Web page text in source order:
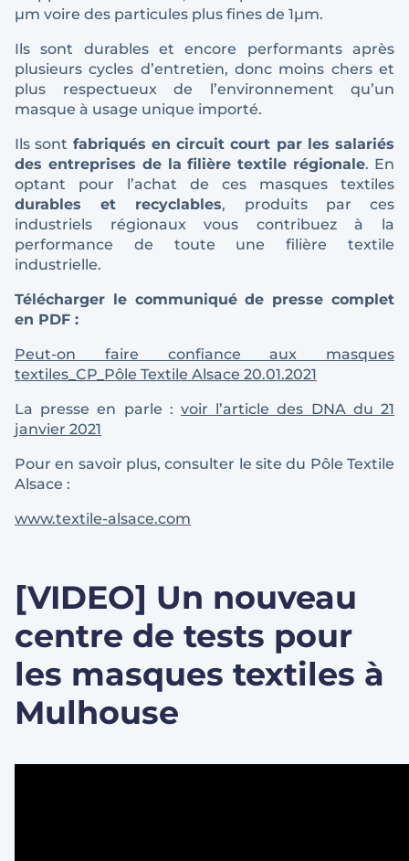
µm voire des particules plus fines de 1µm.
Ils sont durables et encore performants après
plusieurs cycles d’entretien, donc moins chers et
plus respectueux de l’environnement qu’un
masque à usage unique importé.
Ils sont fabriqués en circuit court par les salariés
des entreprises de la filière textile régionale. En
optant pour l’achat de ces masques textiles
durables et recyclables, produits par ces
industriels régionaux vous contribuez à la
performance de toute une filière textile
industrielle.
Télécharger le communiqué de presse complet
en PDF :
Peut-on faire confiance aux masques
textiles_CP_Pôle Textile Alsace 20.01.2021
La presse en parle : voir l’article des DNA du 21
janvier 2021
Pour en savoir plus, consulter le site du Pôle Textile
Alsace :
www.textile-alsace.com
[VIDEO] Un nouveau
centre de tests pour
les masques textiles à
Mulhouse